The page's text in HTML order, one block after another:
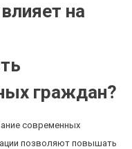
на
граждан?
современных
позволяют повышать